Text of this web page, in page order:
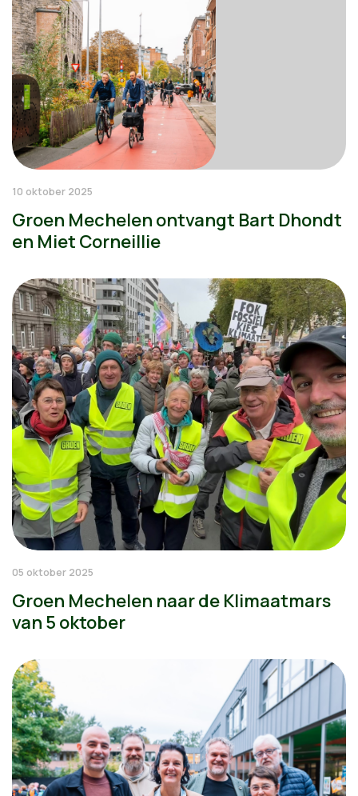
10 oktober 2025
Groen Mechelen ontvangt Bart Dhondt
en Miet Corneillie
05 oktober 2025
Groen Mechelen naar de Klimaatmars
van 5 oktober